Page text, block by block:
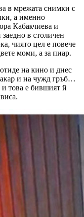
в мрежата снимки с
а именно
Кабакчиева и
в столичен
чиято цел е повече
моми, а за пиар.
на кино и днес
и на чужд гръб…
това е бившият й